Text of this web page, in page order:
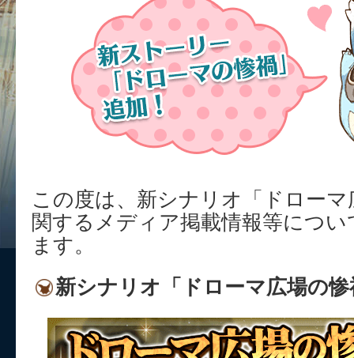
この度は、新シナリオ「ドロー
関するメディア掲載情報等につ
ます。
新シナリオ「ドローマ広場の